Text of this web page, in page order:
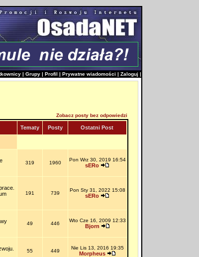
| Grupy | Profil | Prywatne wiadomości | Zaloguj |
Zobacz posty bez odpowiedzi
Tematy Posty Ostatni Post
319 1960
Pon Wrz 30, 2019 16:54
sERo
191 739
Pon Sty 31, 2022 15:08
sERo
49 446
Wto Cze 16, 2009 12:33
Bjorn
55 449
Nie Lis 13, 2016 19:35
Morpheus